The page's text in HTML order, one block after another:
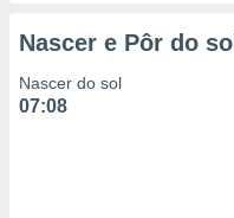
Nascer e Pôr do sol
Nascer do sol
07:08